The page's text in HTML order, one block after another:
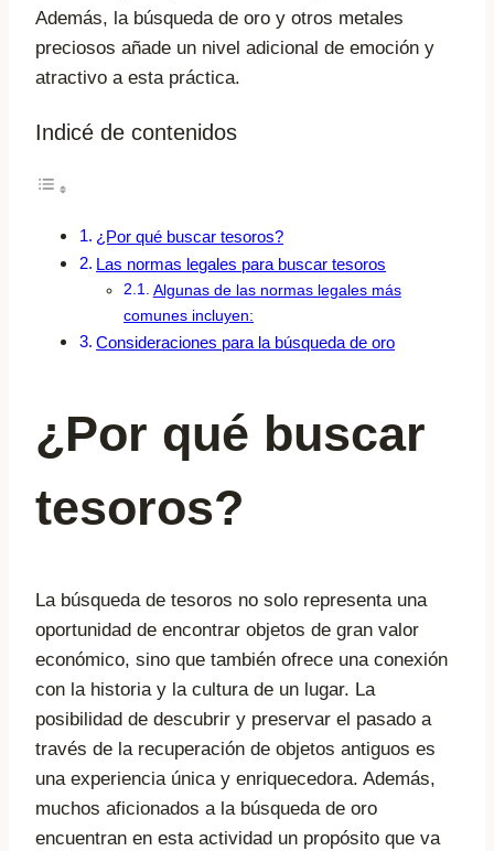
Además, la búsqueda de oro y otros metales
preciosos añade un nivel adicional de emoción y
atractivo a esta práctica.
Indicé de contenidos
¿Por qué buscar tesoros?
Las normas legales para buscar tesoros
Algunas de las normas legales más
comunes incluyen:
Consideraciones para la búsqueda de oro
¿Por qué buscar
tesoros?
La búsqueda de tesoros no solo representa una
oportunidad de encontrar objetos de gran valor
económico, sino que también ofrece una conexión
con la historia y la cultura de un lugar. La
posibilidad de descubrir y preservar el pasado a
través de la recuperación de objetos antiguos es
una experiencia única y enriquecedora. Además,
muchos aficionados a la búsqueda de oro
encuentran en esta actividad un propósito que va